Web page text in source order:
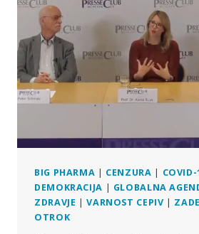
(RKI)
MORAJO
VODITI
K
ODMIKU
OD
SZO!”
BIG PHARMA | CENZURA | COVID-
DEMOKRACIJA | GLOBALNA
ZDRAVJE |VARNOST CEPIV |
OTROK